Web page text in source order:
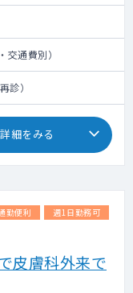
通費別）
診）
詳細をみる
勤便利
週1日勤務可
皮膚科外来で